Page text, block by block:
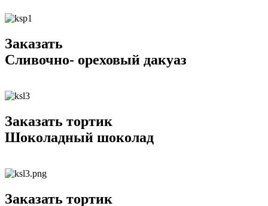
Заказать
Сливочно- ореховый дакуаз
Заказать тортик
Шоколадный шоколад
Заказать тортик